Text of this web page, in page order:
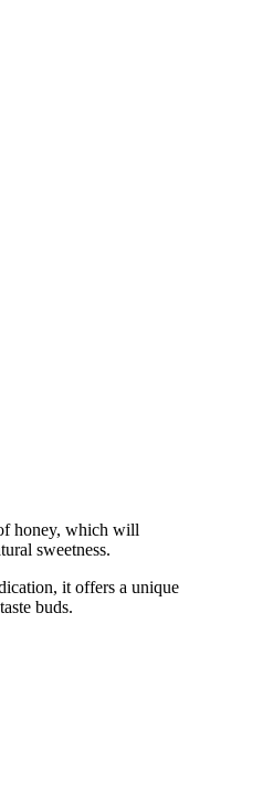
honey, which will
sweetness.
it offers a unique
buds.